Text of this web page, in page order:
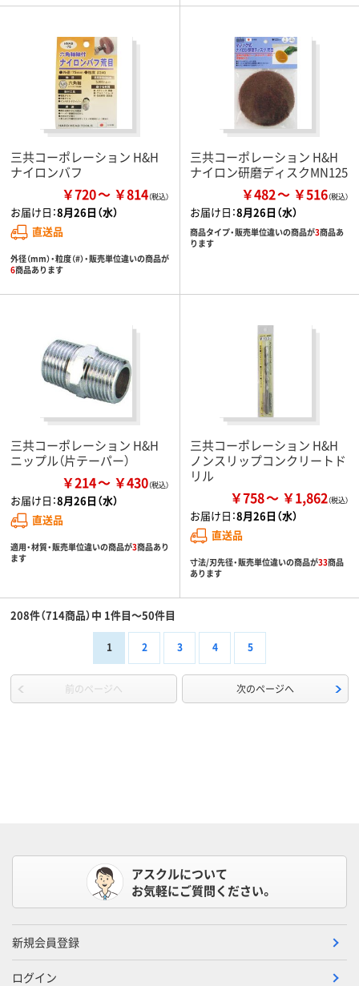
三共コーポレーション H&H
ナイロンバフ
￥720 ￥814
お届け日：8月26日（水）
直送品
外径（mm）・粒度（#）・販売単位違いの商品が
6商品あります
三共コーポレーション H&H
ナイロン研磨ディスクMN125
￥482 ￥516
お届け日：8月26日（水）
商品タイプ・販売単位違いの商品が3商品あ
ります
三共コーポレーション H&H
ニップル（片テーパー）
￥214 ￥430
お届け日：8月26日（水）
直送品
適用・材質・販売単位違いの商品が3商品あり
ます
三共コーポレーション H&H
ノンスリップコンクリートド
リル
￥758 ￥1,862
お届け日：8月26日（水）
直送品
寸法/刃先径・販売単位違いの商品が33商品
あります
208件（714商品）中 1件目～50件目
1 2 3 4 5
前のページへ 次のページへ
アスクルについて
お気軽にご質問ください。
新規会員登録
ログイン